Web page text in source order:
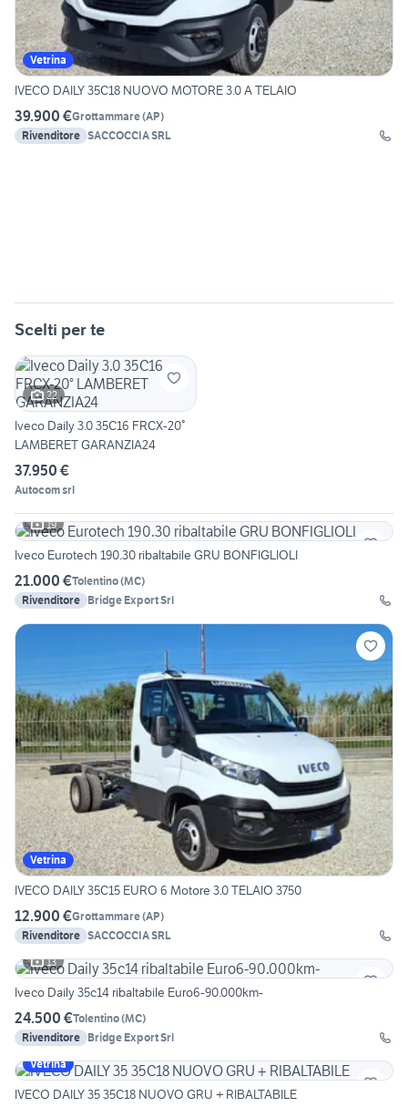
Vetrina
IVECO DAILY 35C18 NUOVO MOTORE 3.0 A TELAIO
39.900 €Grottammare(AP)
Rivenditore SACCOCCIA SRL
Scelti per te
22
Iveco Daily 3.0 35C16 FRCX-20°
LAMBERET GARANZIA24
37.950 €
Autocom srl
19
Iveco Eurotech 190.30 ribaltabile GRU BONFIGLIOLI
21.000 €Tolentino(MC)
Rivenditore Bridge Export Srl
Vetrina
IVECO DAILY 35C15 EURO 6 Motore 3.0 TELAIO 3750
12.900 €Grottammare(AP)
Rivenditore SACCOCCIA SRL
13
Iveco Daily 35c14 ribaltabile Euro6-90.000km-
24.500 €Tolentino(MC)
Rivenditore Bridge Export Srl
Vetrina
IVECO DAILY 35 35C18 NUOVO GRU + RIBALTABILE